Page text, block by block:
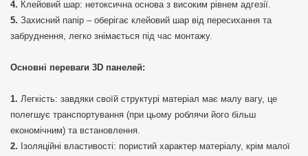
Клейовий шар: нетоксична основа з високим рівнем адгезії.
Захисний папір – оберігає клейовий шар від пересихання та
забруднення, легко знімається під час монтажу.
Основні переваги 3D панелей:
Легкість: завдяки своїй структурі матеріал має малу вагу, це
полегшує транспортування (при цьому роблячи його більш
економічним) та встановлення.
Ізоляційні властивості: пористий характер матеріалу, крім малої